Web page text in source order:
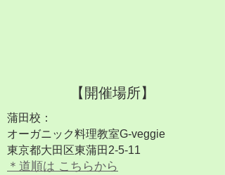
​【開催場所】
蒲田校：
オーガニック料理教室G-veggie
東京都大田区東蒲田2-5-11
＊道順は こ ちらから